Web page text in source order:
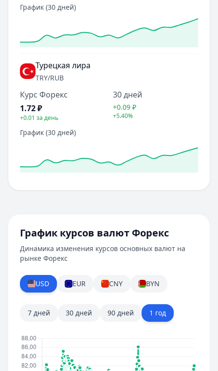
График (30 дней)
Турецкая лира
TRY/RUB
Курс Форекс
1.72₽
+0.01 за день
30 дней
+0.09 ₽
+5.40%
График (30 дней)
График курсов валют Форекс
Динамика изменения курсов основных валют на
рынке Форекс
USD EUR CNY BYN
7 дней 30 дней 90 дней 1 год